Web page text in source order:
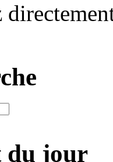
du jour